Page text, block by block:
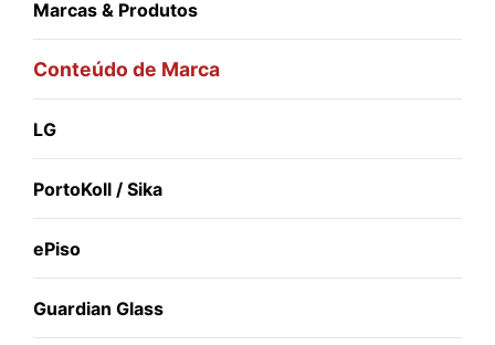
Marcas & Produtos
Conteúdo de Marca
LG
PortoKoll / Sika
ePiso
Guardian Glass